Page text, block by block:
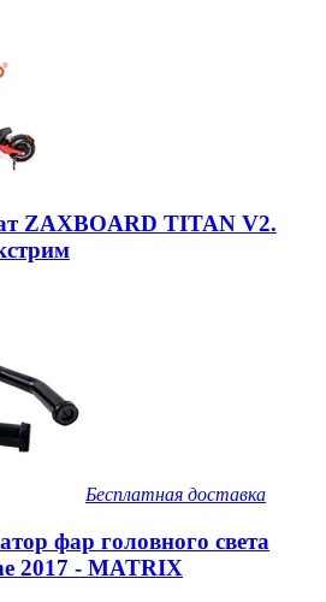
ZAXBOARD TITAN V2.
Бесплатная доставка
фар головного света
2017 - MATRIX